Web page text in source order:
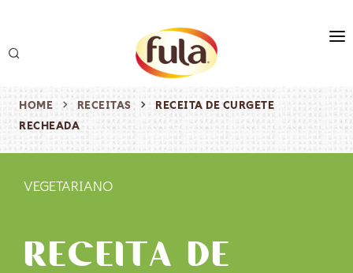
produtos
receitas
HOME RECEITAS
RECEITA DE CURGETE
RECHEADA
VEGETARIANO
RECEITA DE